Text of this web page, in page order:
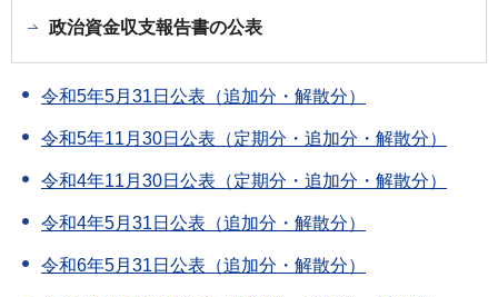
政治資金収支報告書の公表
令和5年5月31日公表（追加分・解散分）
令和5年11月30日公表（定期分・追加分・解散分）
令和4年11月30日公表（定期分・追加分・解散分）
令和4年5月31日公表（追加分・解散分）
令和6年5月31日公表（追加分・解散分）